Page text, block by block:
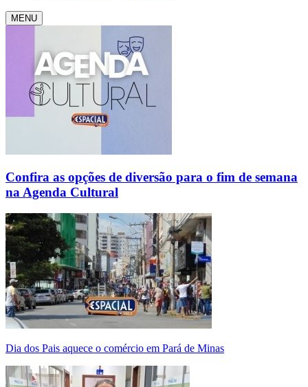
MENU
Confira as opções de diversão para o fim de semana
na Agenda Cultural
Dia dos Pais aquece o comércio em Pará de Minas